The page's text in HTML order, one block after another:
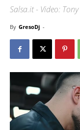
Salsa.it - Video:
By GresoDj -